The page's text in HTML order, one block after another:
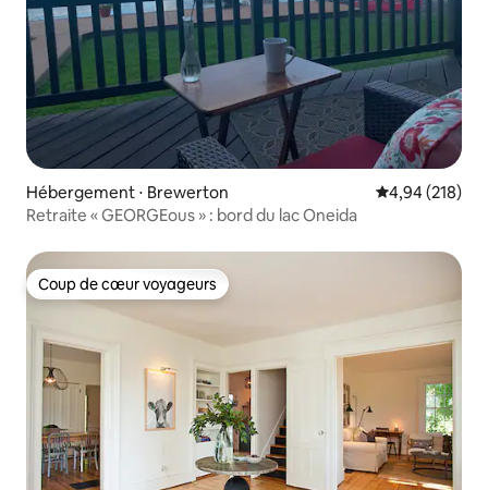
Hébergement ⋅ Brewerton Évaluation
4,94 (218)
Retraite « GEORGEous » : bord du lac Oneida
Coup de cœur voyageurs
Coup de cœur voyageurs